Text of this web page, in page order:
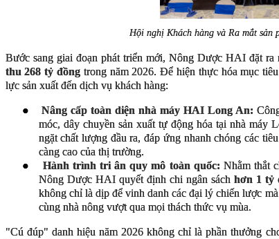
Hội nghị Khách hàng và Ra mắt sản
Bước sang giai đoạn phát triển mới, Nông Dược HAI đặt
thu 268 tỷ đồngtrong năm 2026. Để hiện thực hóa mục
lực sản xuất đến dịch vụ khách hàng:
● Nâng cấp toàn diện nhà máy HAI Long An:
móc, dây chuyền sản xuất tự động hóa tại nhà máy
ngặt chất lượng đầu ra, đáp ứng nhanh chóng các
càng cao của thị trường.
●
Hành trình tri ân quy mô toàn quốc: Nhằm thắt
Nông Dược HAI quyết định chi ngân sách hơn 1 tỷ
không chỉ là dịp để vinh danh các đại lý chiến lược
cùng nhà nông vượt qua mọi thách thức vụ mùa.
"Cú đúp" danh hiệu năm 2026 không chỉ là phần thưởng